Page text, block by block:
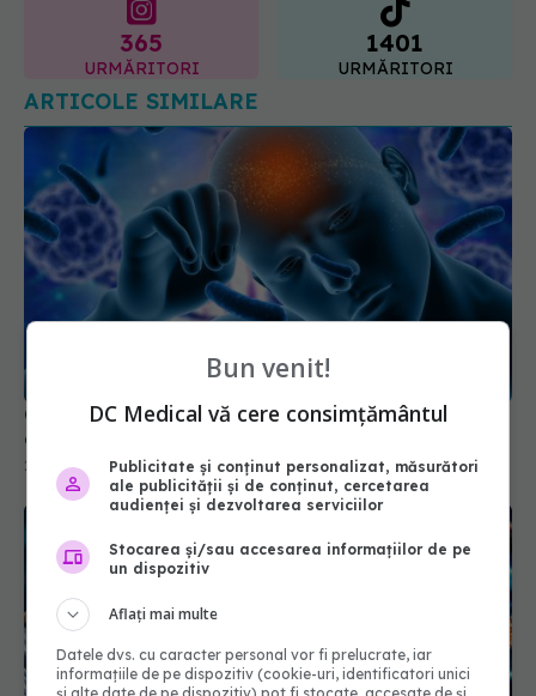
365
URMĂRITORI
1401
URMĂRITORI
ARTICOLE SIMILARE
Ce se întâmplă dacă ai avut COVID. Legătura
dură cu AVC și Parkinson
25 aug 2025, 12:58
Bun venit!
DC Medical vă cere consimțământul
Publicitate și conținut personalizat, măsurători
ale publicității și de conținut, cercetarea
audienței și dezvoltarea serviciilor
Stocarea și/sau accesarea informațiilor de pe
un dispozitiv
Aflați mai multe
Datele dvs. cu caracter personal vor fi prelucrate, iar
informațiile de pe dispozitiv (cookie-uri, identificatori unici